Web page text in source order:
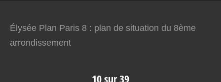
Élysée Plan Paris 8 : plan de situation du 8ème
arrondissement
10 sur 39